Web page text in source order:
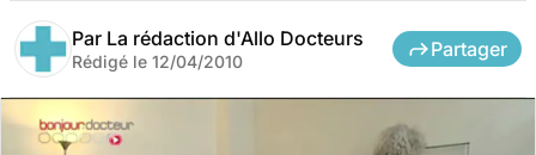
Par La rédaction d'Allo Docteurs
Rédigé le 12/04/2010
Partager